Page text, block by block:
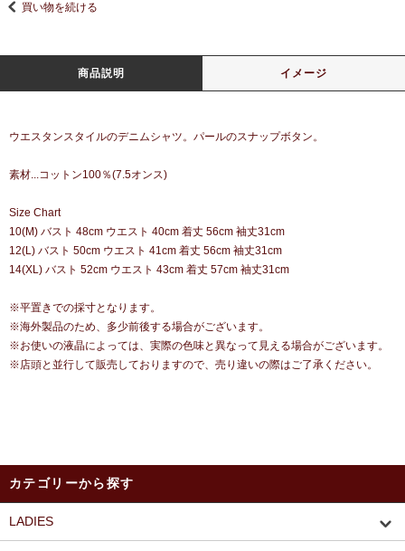
買い物を続ける
商品説明 イメージ
ウエスタンスタイルのデニムシャツ。パールのスナップボタン。
素材...コットン100％(7.5オンス)
Size Chart
10(M) バスト 48cm ウエスト 40cm 着丈 56cm 袖丈31cm
12(L) バスト 50cm ウエスト 41cm 着丈 56cm 袖丈31cm
14(XL) バスト 52cm ウエスト 43cm 着丈 57cm 袖丈31cm
※平置きでの採寸となります。
※海外製品のため、多少前後する場合がございます。
※お使いの液晶によっては、実際の色味と異なって見える場合がございます。
※店頭と並行して販売しておりますので、売り違いの際はご了承ください。
カテゴリーから探す
LADIES